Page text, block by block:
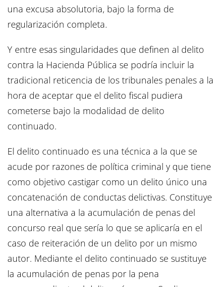
una excusa absolutoria, bajo la forma de
regularización completa.
Y entre esas singularidades que definen al delito
contra la Hacienda Pública se podría incluir la
tradicional reticencia de los tribunales penales a la
hora de aceptar que el delito fiscal pudiera
cometerse bajo la modalidad de delito
continuado.
El delito continuado es una técnica a la que se
acude por razones de política criminal y que tiene
como objetivo castigar como un delito único una
concatenación de conductas delictivas. Constituye
una alternativa a la acumulación de penas del
concurso real que sería lo que se aplicaría en el
caso de reiteración de un delito por un mismo
autor. Mediante el delito continuado se sustituye
la acumulación de penas por la pena